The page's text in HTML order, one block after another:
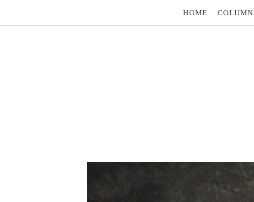
HOME COLUMN